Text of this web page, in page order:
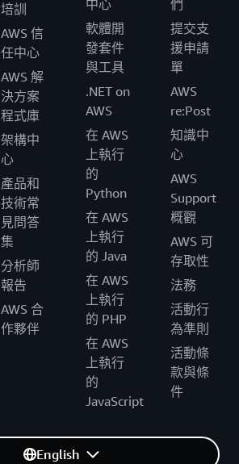
培訓
AWS 信
任中心
AWS 解
決方案
程式庫
架構中
心
產品和
技術常
見問答
集
分析師
報告
AWS 合
作夥伴
中心
軟體開
發套件
與工具
.NET on
AWS
在 AWS
上執行
的
Python
在 AWS
上執行
的 Java
在 AWS
上執行
的 PHP
在 AWS
上執行
的
JavaScript
們
提交支
援申請
單
AWS
re:Post
知識中
心
AWS
Support
概觀
AWS 可
存取性
法務
活動行
為準則
活動條
款與條
件
English